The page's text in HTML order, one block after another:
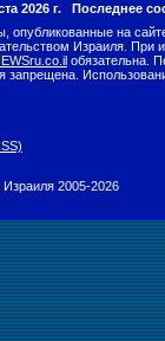
2026 г.
Последнее
опубликованные на
Израиля. При
обязательна.
запрещена.
2005-2026